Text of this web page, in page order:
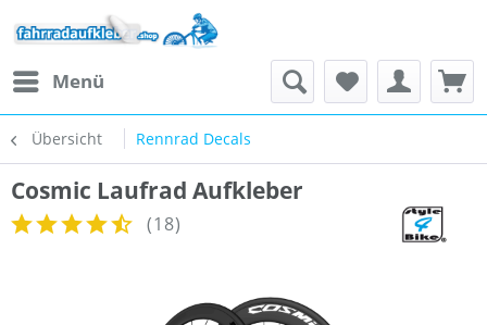
Menü
Übersicht Rennrad Decals
Cosmic Laufrad Aufkleber
(18)